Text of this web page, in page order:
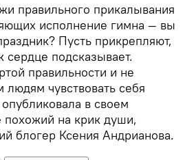
правильного прикалывания
исполнение гимна — вы
Пусть прикрепляют,
сердце подсказывает.
правильности и не
чувствовать себя
в своем
похожий на крик души,
блогер Ксения Андрианова.